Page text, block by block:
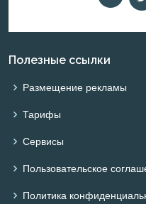
Полезные ссылки
Размещение рекламы
Тарифы
Сервисы
Пользовательское
Политика